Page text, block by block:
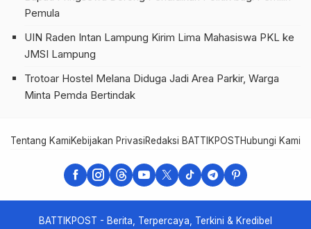
Pemula
UIN Raden Intan Lampung Kirim Lima Mahasiswa PKL ke
JMSI Lampung
Trotoar Hostel Melana Diduga Jadi Area Parkir, Warga
Minta Pemda Bertindak
Tentang KamiKebijakan PrivasiRedaksi BATTIKPOSTHubungi Kami
BATTIKPOST - Berita, Terpercaya, Terkini & Kredibel